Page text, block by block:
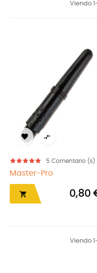
Viendo
 
5 Comentario (s)
Master-Pro
 0,80
Viendo